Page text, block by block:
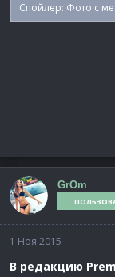
Спойлер: Фото с
GrOm
1 Ноя 2015
В редакцию